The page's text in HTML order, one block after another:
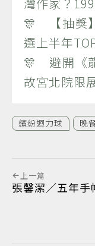
🎊 【抽獎
選上半年
🎊 避開《
故宮北院限
繽紛迴力球 晚
上一篇
張馨潔／五年手